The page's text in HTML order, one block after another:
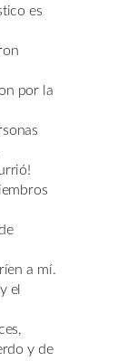
es
por la
a mí.
el
y de